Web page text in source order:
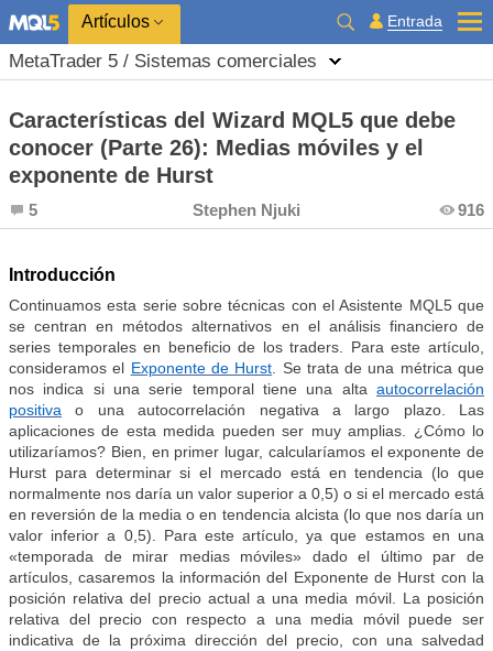
Artículos Entrada
MetaTrader 5 / Sistemas comerciales
Características del Wizard MQL5 que debe
conocer (Parte 26): Medias móviles y el
exponente de Hurst
5 Stephen Njuki 916
Introducción
Continuamos esta serie sobre técnicas con el Asistente MQL5 que
se centran en métodos alternativos en el análisis financiero de
series temporales en beneficio de los traders. Para este artículo,
consideramos el Exponente de Hurst . Se trata de una métrica que
nos indica si una serie temporal tiene una alta autocorrelación
positiva o una autocorrelación negativa a largo plazo. Las
aplicaciones de esta medida pueden ser muy amplias. ¿Cómo lo
utilizaríamos? Bien, en primer lugar, calcularíamos el exponente de
Hurst para determinar si el mercado está en tendencia (lo que
normalmente nos daría un valor superior a 0,5) o si el mercado está
en reversión de la media o en tendencia alcista (lo que nos daría un
valor inferior a 0,5). Para este artículo, ya que estamos en una
«temporada de mirar medias móviles» dado el último par de
artículos, casaremos la información del Exponente de Hurst con la
posición relativa del precio actual a una media móvil. La posición
relativa del precio con respecto a una media móvil puede ser
indicativa de la próxima dirección del precio, con una salvedad